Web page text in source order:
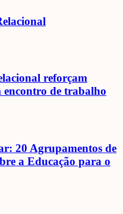
reforçam
encontro de trabalho
20 Agrupamentos de
a Educação para o